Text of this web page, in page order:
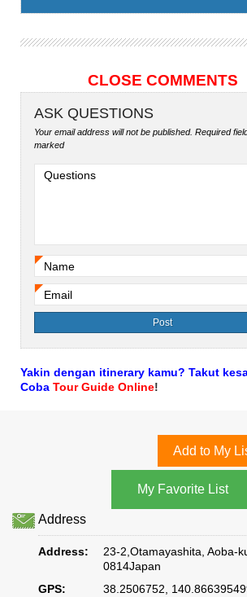
CLOSE COMMENTS
ASK QUESTIONS
Your email address will not be published. Required
marked
Questions
Name
Email
Yakin dengan itinerary kamu? Takut
Coba Tour Guide Online!
Add to My
Address
Address:
23-2,Otamayashita, Aoba-
0814Japan
GPS:
38.2506752,